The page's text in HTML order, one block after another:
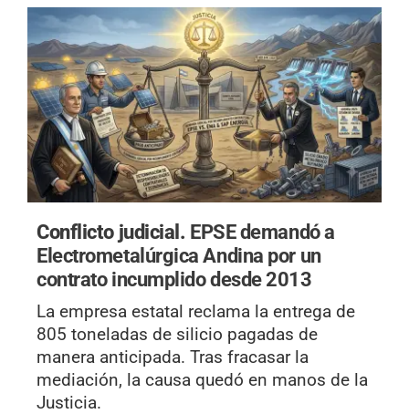
Conflicto judicial. EPSE demandó a
Electrometalúrgica Andina por un
contrato incumplido desde 2013
La empresa estatal reclama la entrega de
805 toneladas de silicio pagadas de
manera anticipada. Tras fracasar la
mediación, la causa quedó en manos de la
Justicia.